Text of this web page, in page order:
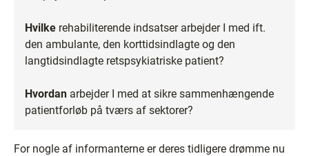
Hvilke rehabiliterende indsatser arbejder I med ift.
den ambulante, den korttidsindlagte og den
langtidsindlagte retspsykiatriske patient?
Hvordan arbejder I med at sikre sammenhængende
patientforløb på tværs af sektorer?
For nogle af informanterne er deres tidligere drømme nu